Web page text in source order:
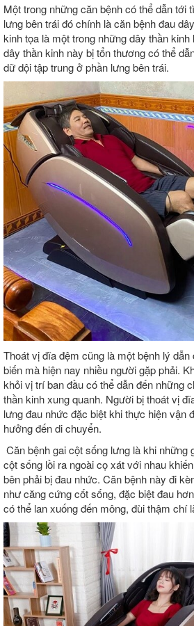
Một trong những căn bệnh có thể dẫn tới
lưng bên trái đó chính là căn bệnh đau
kinh tọa là một trong những dây thần
dây thần kinh này bị tổn thương có thể
dữ dội tập trung ở phần lưng bên trái.
Thoát vị đĩa đệm cũng là một bệnh lý
biến mà hiện nay nhiều người gặp phải.
khỏi vị trí ban đầu có thể dẫn đến những
thần kinh xung quanh. Người bị thoát vị
lưng đau nhức đặc biệt khi thực hiện vận
hưởng đến di chuyển.
Căn bệnh gai cột sống lưng là khi những
cột sống lồi ra ngoài cọ xát với nhau
bên phải bị đau nhức. Căn bệnh này đi
như căng cứng cốt sống, đặc biệt đau
có thể lan xuống đến mông, đùi thậm chí